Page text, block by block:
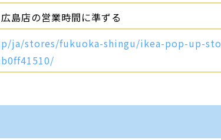
島店の営業時間に準ずる
ja/stores/fukuoka-shingu/ikea-pop-up-sto